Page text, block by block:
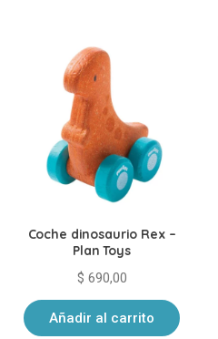
Coche dinosaurio Rex –
Plan Toys
$ 690,00
Añadir al carrito